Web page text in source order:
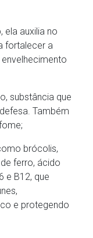
ela auxilia no
fortalecer a
substância que
Também
brócolis,
ferro, ácido
e B12, que
e protegendo